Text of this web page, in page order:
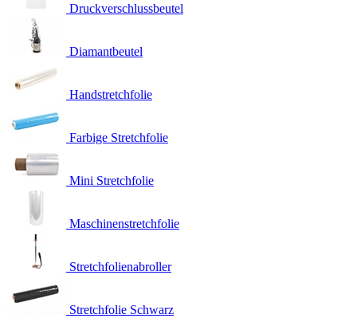
Druckverschlussbeutel
Diamantbeutel
Handstretchfolie
Farbige Stretchfolie
Mini Stretchfolie
Maschinenstretchfolie
Stretchfolienabroller
Stretchfolie Schwarz